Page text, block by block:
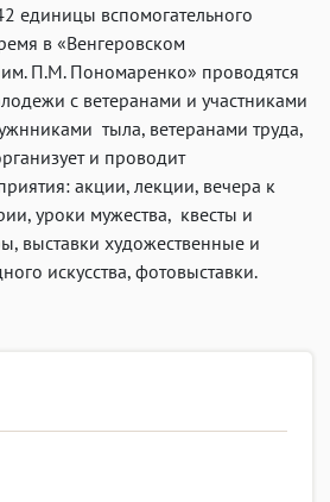
единицы вспомогательного
в «Венгеровском
П.М. Пономаренко» проводятся
с ветеранами и участниками
тыла, ветеранами труда,
и проводит
акции, лекции, вечера к
уроки мужества, квесты и
выставки художественные и
искусства, фотовыставки.